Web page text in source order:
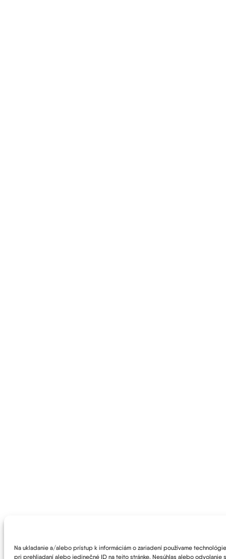
Na ukladanie a/alebo prístup k informáciám o zariadení používame
pri prehliadaní alebo jedinečné ID na tejto stránke. Nesúhlas alebo odvolanie